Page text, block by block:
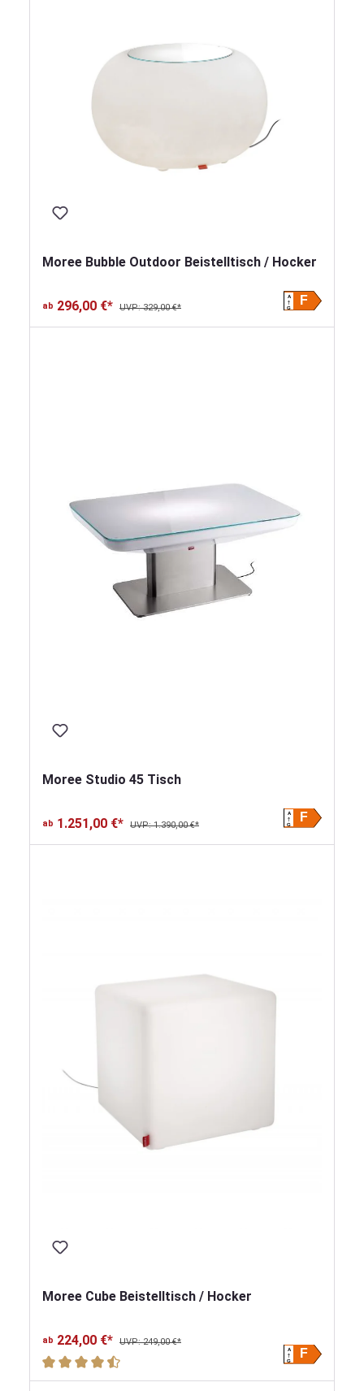
Moree Bubble Outdoor Beistelltisch / Hocker
ab 296,00 €* UVP: 329,00 €*
F
A
G
Moree Studio 45 Tisch
ab 1.251,00 €* UVP: 1.390,00 €*
F
A
G
Moree Cube Beistelltisch / Hocker
ab 224,00 €* UVP: 249,00 €*
F
A
G
Durchschnittliche Bewertung von 4.8 von 5 Sternen